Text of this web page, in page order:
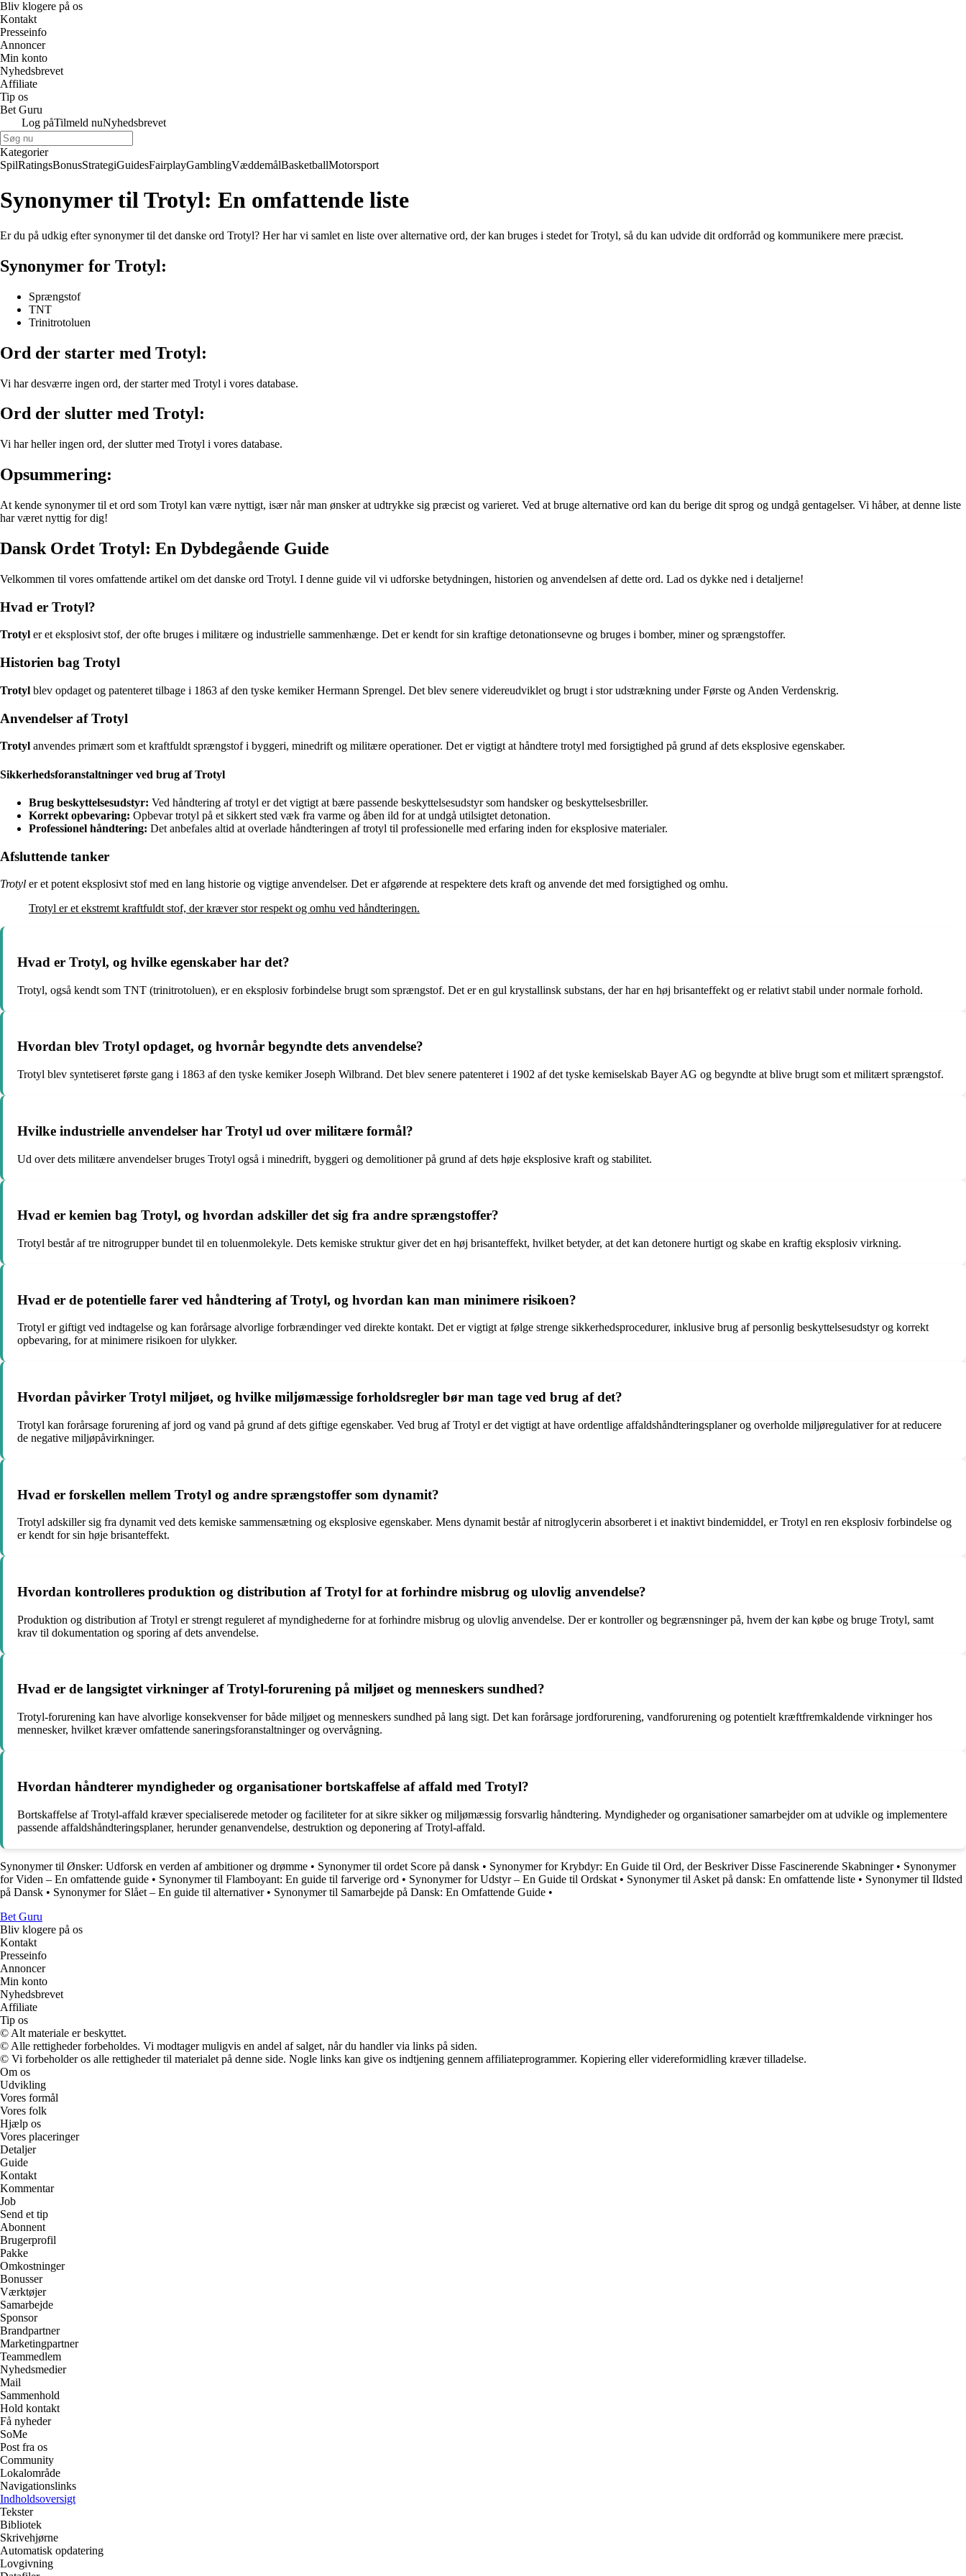
Bliv klogere på os
Kontakt
Presseinfo
Annoncer
Min konto
Nyhedsbrevet
Affiliate
Tip os
Bet Guru
Log påTilmeld nuNyhedsbrevet
Kategorier
SpilRatingsBonusStrategiGuidesFairplayGamblingVæddemålBasketballMotorsport
Synonymer til Trotyl: En omfattende liste
Er du på udkig efter synonymer til det danske ord Trotyl? Her har vi samlet en liste over alternative ord, der kan bruges i stedet for Trotyl, så du kan udvide dit ordforråd og kommunikere mere præcist.
Synonymer for Trotyl:
Sprængstof
TNT
Trinitrotoluen
Ord der starter med Trotyl:
Vi har desværre ingen ord, der starter med Trotyl i vores database.
Ord der slutter med Trotyl:
Vi har heller ingen ord, der slutter med Trotyl i vores database.
Opsummering:
At kende synonymer til et ord som Trotyl kan være nyttigt, især når man ønsker at udtrykke sig præcist og varieret. Ved at bruge alternative ord kan du berige dit sprog og undgå gentagelser. Vi håber, at denne liste
har været nyttig for dig!
Dansk Ordet Trotyl: En Dybdegående Guide
Velkommen til vores omfattende artikel om det danske ord Trotyl. I denne guide vil vi udforske betydningen, historien og anvendelsen af dette ord. Lad os dykke ned i detaljerne!
Hvad er Trotyl?
Trotyl er et eksplosivt stof, der ofte bruges i militære og industrielle sammenhænge. Det er kendt for sin kraftige detonationsevne og bruges i bomber, miner og sprængstoffer.
Historien bag Trotyl
Trotyl blev opdaget og patenteret tilbage i 1863 af den tyske kemiker Hermann Sprengel. Det blev senere videreudviklet og brugt i stor udstrækning under Første og Anden Verdenskrig.
Anvendelser af Trotyl
Trotyl anvendes primært som et kraftfuldt sprængstof i byggeri, minedrift og militære operationer. Det er vigtigt at håndtere trotyl med forsigtighed på grund af dets eksplosive egenskaber.
Sikkerhedsforanstaltninger ved brug af Trotyl
Brug beskyttelsesudstyr: Ved håndtering af trotyl er det vigtigt at bære passende beskyttelsesudstyr som handsker og beskyttelsesbriller.
Korrekt opbevaring: Opbevar trotyl på et sikkert sted væk fra varme og åben ild for at undgå utilsigtet detonation.
Professionel håndtering: Det anbefales altid at overlade håndteringen af trotyl til professionelle med erfaring inden for eksplosive materialer.
Afsluttende tanker
Trotyl er et potent eksplosivt stof med en lang historie og vigtige anvendelser. Det er afgørende at respektere dets kraft og anvende det med forsigtighed og omhu.
Trotyl er et ekstremt kraftfuldt stof, der kræver stor respekt og omhu ved håndteringen.
Hvad er Trotyl, og hvilke egenskaber har det?
Trotyl, også kendt som TNT (trinitrotoluen), er en eksplosiv forbindelse brugt som sprængstof. Det er en gul krystallinsk substans, der har en høj brisanteffekt og er relativt stabil under normale forhold.
Hvordan blev Trotyl opdaget, og hvornår begyndte dets anvendelse?
Trotyl blev syntetiseret første gang i 1863 af den tyske kemiker Joseph Wilbrand. Det blev senere patenteret i 1902 af det tyske kemiselskab Bayer AG og begyndte at blive brugt som et militært sprængstof.
Hvilke industrielle anvendelser har Trotyl ud over militære formål?
Ud over dets militære anvendelser bruges Trotyl også i minedrift, byggeri og demolitioner på grund af dets høje eksplosive kraft og stabilitet.
Hvad er kemien bag Trotyl, og hvordan adskiller det sig fra andre sprængstoffer?
Trotyl består af tre nitrogrupper bundet til en toluenmolekyle. Dets kemiske struktur giver det en høj brisanteffekt, hvilket betyder, at det kan detonere hurtigt og skabe en kraftig eksplosiv virkning.
Hvad er de potentielle farer ved håndtering af Trotyl, og hvordan kan man minimere risikoen?
Trotyl er giftigt ved indtagelse og kan forårsage alvorlige forbrændinger ved direkte kontakt. Det er vigtigt at følge strenge sikkerhedsprocedurer, inklusive brug af personlig beskyttelsesudstyr og korrekt
opbevaring, for at minimere risikoen for ulykker.
Hvordan påvirker Trotyl miljøet, og hvilke miljømæssige forholdsregler bør man tage ved brug af det?
Trotyl kan forårsage forurening af jord og vand på grund af dets giftige egenskaber. Ved brug af Trotyl er det vigtigt at have ordentlige affaldshåndteringsplaner og overholde miljøregulativer for at reducere
de negative miljøpåvirkninger.
Hvad er forskellen mellem Trotyl og andre sprængstoffer som dynamit?
Trotyl adskiller sig fra dynamit ved dets kemiske sammensætning og eksplosive egenskaber. Mens dynamit består af nitroglycerin absorberet i et inaktivt bindemiddel, er Trotyl en ren eksplosiv forbindelse og
er kendt for sin høje brisanteffekt.
Hvordan kontrolleres produktion og distribution af Trotyl for at forhindre misbrug og ulovlig anvendelse?
Produktion og distribution af Trotyl er strengt reguleret af myndighederne for at forhindre misbrug og ulovlig anvendelse. Der er kontroller og begrænsninger på, hvem der kan købe og bruge Trotyl, samt
krav til dokumentation og sporing af dets anvendelse.
Hvad er de langsigtet virkninger af Trotyl-forurening på miljøet og menneskers sundhed?
Trotyl-forurening kan have alvorlige konsekvenser for både miljøet og menneskers sundhed på lang sigt. Det kan forårsage jordforurening, vandforurening og potentielt kræftfremkaldende virkninger hos
mennesker, hvilket kræver omfattende saneringsforanstaltninger og overvågning.
Hvordan håndterer myndigheder og organisationer bortskaffelse af affald med Trotyl?
Bortskaffelse af Trotyl-affald kræver specialiserede metoder og faciliteter for at sikre sikker og miljømæssig forsvarlig håndtering. Myndigheder og organisationer samarbejder om at udvikle og implementere
passende affaldshåndteringsplaner, herunder genanvendelse, destruktion og deponering af Trotyl-affald.
Synonymer til Ønsker: Udforsk en verden af ambitioner og drømme • Synonymer til ordet Score på dansk • Synonymer for Krybdyr: En Guide til Ord, der Beskriver Disse Fascinerende Skabninger• Synonymer
for Viden – En omfattende guide • Synonymer til Flamboyant: En guide til farverige ord • Synonymer for Udstyr – En Guide til Ordskat • Synonymer til Asket på dansk: En omfattende liste • Synonymer til Ildsted
på Dansk • Synonymer for Slået – En guide til alternativer• Synonymer til Samarbejde på Dansk: En Omfattende Guide •
Bet Guru
Bliv klogere på os
Kontakt
Presseinfo
Annoncer
Min konto
Nyhedsbrevet
Affiliate
Tip os
© Alt materiale er beskyttet.
© Alle rettigheder forbeholdes. Vi modtager muligvis en andel af salget, når du handler via links på siden.
© Vi forbeholder os alle rettigheder til materialet på denne side. Nogle links kan give os indtjening gennem affiliateprogrammer. Kopiering eller videreformidling kræver tilladelse.
Om os
Udvikling
Vores formål
Vores folk
Hjælp os
Vores placeringer
Detaljer
Guide
Kontakt
Kommentar
Job
Send et tip
Abonnent
Brugerprofil
Pakke
Omkostninger
Bonusser
Værktøjer
Samarbejde
Sponsor
Brandpartner
Marketingpartner
Teammedlem
Nyhedsmedier
Mail
Sammenhold
Hold kontakt
Få nyheder
SoMe
Post fra os
Community
Lokalområde
Navigationslinks
Indholdsoversigt
Tekster
Bibliotek
Skrivehjørne
Automatisk opdatering
Lovgivning